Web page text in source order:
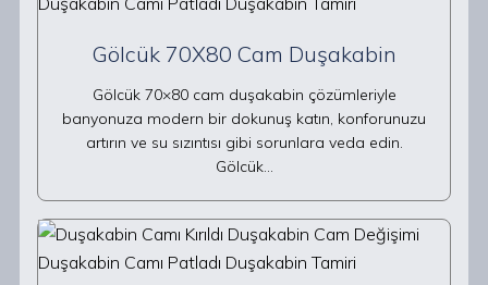
Gölcük 70X80 Cam Duşakabin
Gölcük 70×80 cam duşakabin çözümleriyle
banyonuza modern bir dokunuş katın, konforunuzu
artırın ve su sızıntısı gibi sorunlara veda edin.
Gölcük…